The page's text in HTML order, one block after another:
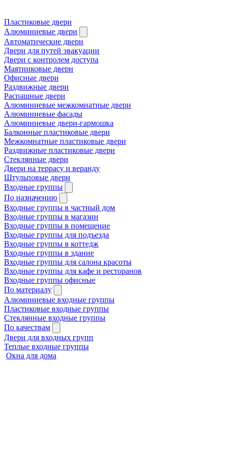
Пластиковые двери
Алюминиевые двери
Автоматические двери
Двери для путей эвакуации
Двери с контролем доступа
Маятниковые двери
Офисные двери
Раздвижные двери
Распашные двери
Алюминиевые межкомнатные двери
Алюминиевые фасады
Алюминиевые двери-гармошка
Балконные пластиковые двери
Межкомнатные пластиковые двери
Раздвижные пластиковые двери
Стеклянные двери
Двери на террасу и веранду
Штульповые двери
Входные группы
По назначению
Входные группы в частный дом
Входные группы в магазин
Входные группы в помещение
Входные группы для подъезда
Входные группы в коттедж
Входные группы в здание
Входные группы для салона красоты
Входные группы для кафе и ресторанов
Входные группы офисные
По материалу
Алюминиевые входные группы
Пластиковые входные группы
Стеклянные входные группы
По качествам
Двери для входных групп
Теплые входные группы
Окна для дома